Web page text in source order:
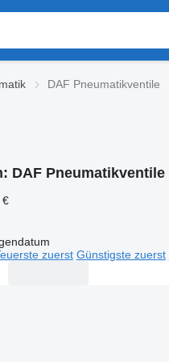
DAF Pneumatikventile
DAF Pneumatikventile
€
zuerst Günstigste zuerst